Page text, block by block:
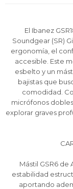
El Ibanez
Soundgear (SR)
ergonomía, el
accesible. Este
esbelto y un
bajistas que
comodidad.
micrófonos
explorar graves
Mástil GSR6
estabilidad
aportando
Comprá
Comprá
Comprá